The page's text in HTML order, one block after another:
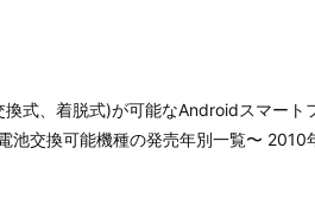
式、着脱式)が可能なAndroidスマー
池交換可能機種の発売年別一覧〜 2010